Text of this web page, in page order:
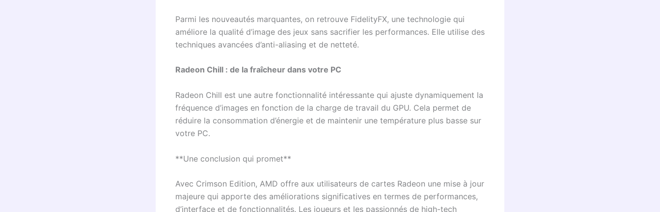
Parmi les nouveautés marquantes, on retrouve FidelityFX, une technologie qui
améliore la qualité d’image des jeux sans sacrifier les performances. Elle utilise des
techniques avancées d’anti-aliasing et de netteté.
Radeon Chill : de la fraîcheur dans votre PC
Radeon Chill est une autre fonctionnalité intéressante qui ajuste dynamiquement la
fréquence d’images en fonction de la charge de travail du GPU. Cela permet de
réduire la consommation d’énergie et de maintenir une température plus basse sur
votre PC.
**Une conclusion qui promet**
Avec Crimson Edition, AMD offre aux utilisateurs de cartes Radeon une mise à jour
majeure qui apporte des améliorations significatives en termes de performances,
d’interface et de fonctionnalités. Les joueurs et les passionnés de high-tech